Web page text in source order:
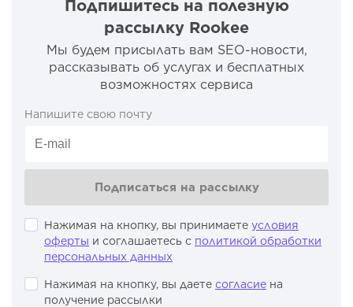
Подпишитесь на полезную
рассылку Rookee
Мы будем присылать вам SEO-новости,
рассказывать об услугах и бесплатных
возможностях сервиса
Напишите свою почту
Подписаться на рассылку
Нажимая на кнопку, вы принимаете условия
оферты и соглашаетесь с политикой обработки
персональных данных
Нажимая на кнопку, вы даете согласие на
получение рассылки